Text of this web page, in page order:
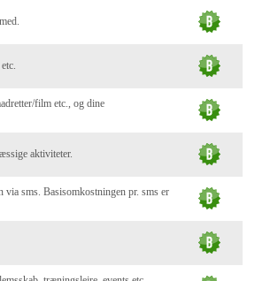
film etc., og dine
aktiviteter.
sms. Basisomkostningen pr. sms er